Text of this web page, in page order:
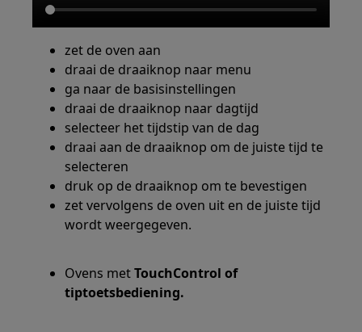
zet de oven aan
draai de draaiknop naar menu
ga naar de basisinstellingen
draai de draaiknop naar dagtijd
selecteer het tijdstip van de dag
draai aan de draaiknop om de juiste tijd te
selecteren
druk op de draaiknop om te bevestigen
zet vervolgens de oven uit en de juiste tijd
wordt weergegeven.
Ovens metTouchControl of
tiptoetsbediening.